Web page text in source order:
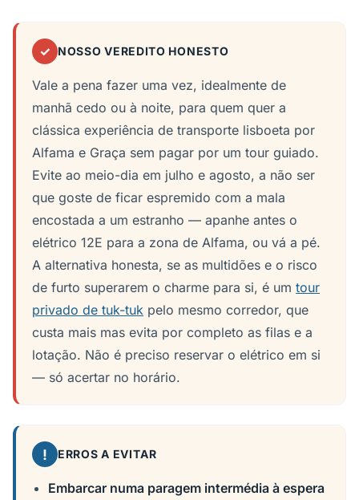
✓ NOSSO VEREDITO HONESTO
Vale a pena fazer uma vez, idealmente de
manhã cedo ou à noite, para quem quer a
clássica experiência de transporte lisboeta por
Alfama e Graça sem pagar por um tour guiado.
Evite ao meio-dia em julho e agosto, a não ser
que goste de ficar espremido com a mala
encostada a um estranho — apanhe antes o
elétrico 12E para a zona de Alfama, ou vá a pé.
A alternativa honesta, se as multidões e o risco
de furto superarem o charme para si, é um tour
privado de tuk-tuk pelo mesmo corredor, que
custa mais mas evita por completo as filas e a
lotação. Não é preciso reservar o elétrico em si
— só acertar no horário.
! ERROS A EVITAR
Embarcar numa paragem intermédia à espera